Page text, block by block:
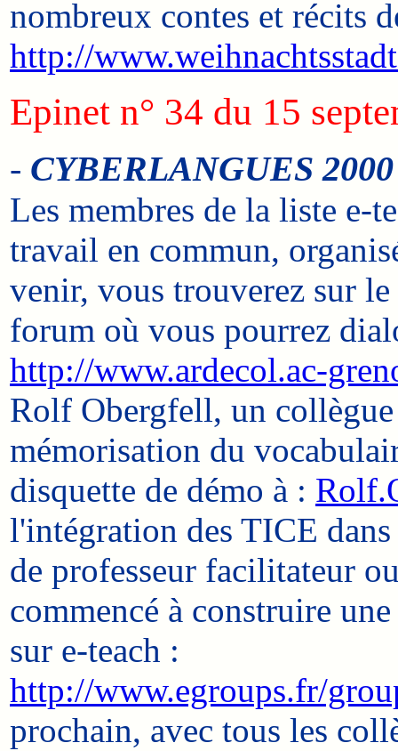
nombreux contes et récits
http://
Epinet n° 34 du 15
- CYBERLANGUES 2000
Les membres de la liste e-
travail en commun,
venir, vous trouverez sur
forum où vous pourrez
http://www.ardecol.ac-
Rolf Obergfell, un
mémorisation du
disquette de démo à :
l'intégration des TICE
de professeur facilitateur
commencé à construire
sur e-teach :
http://www.egroups.fr/
prochain, avec tous les